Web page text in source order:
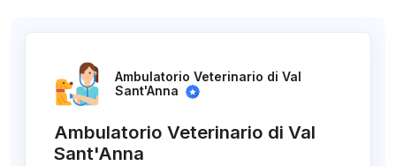
Ambulatorio Veterinario di Val
Sant'Anna
Ambulatorio Veterinario di Val
Sant'Anna